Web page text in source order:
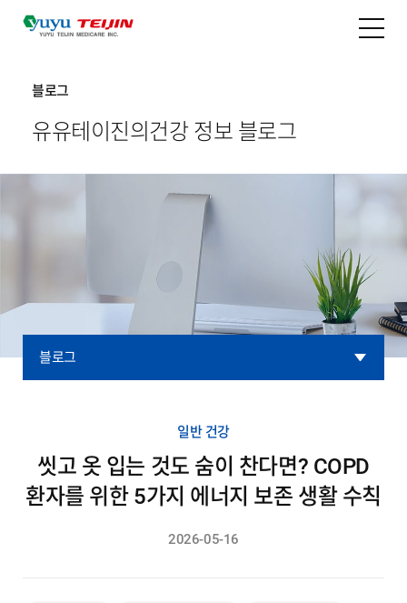
블로그
유유테이진의 건강 정보 블로그
블로그
일반 건강
씻고 옷 입는 것도 숨이 찬다면? COPD
환자를 위한 5가지 에너지 보존 생활 수칙
2026-05-16